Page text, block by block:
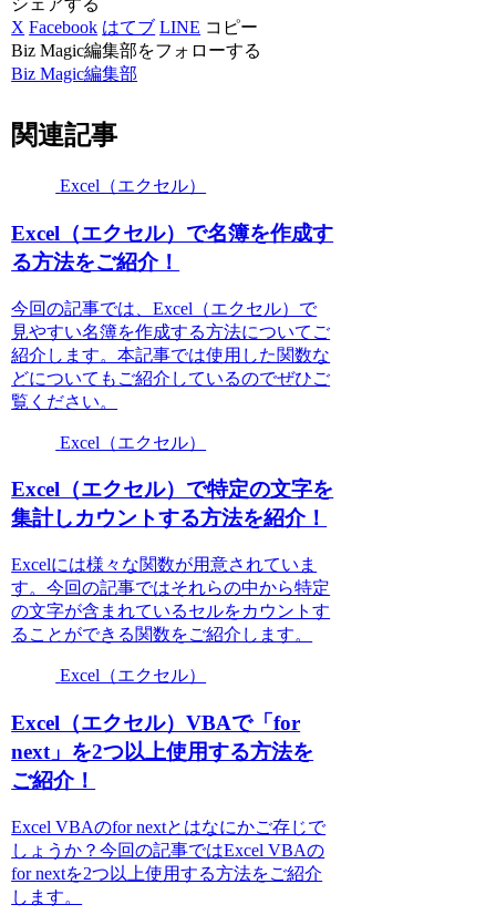
X Facebook はてブ LINE コピー
Biz Magic編集部をフォローする
Biz Magic編集部
関連記事
Excel（エクセル）
Excel（エクセル）で名簿を作成す
る方法をご紹介！
今回の記事では、Excel（エクセル）で
見やすい名簿を作成する方法についてご
紹介します。本記事では使用した関数な
どについてもご紹介しているのでぜひご
覧ください。
Excel（エクセル）
Excel（エクセル）で特定の文字を
集計しカウントする方法を紹介！
Excelには様々な関数が用意されていま
す。今回の記事ではそれらの中から特定
の文字が含まれているセルをカウントす
ることができる関数をご紹介します。
Excel（エクセル）
Excel（エクセル）VBAで「for
next」を2つ以上使用する方法を
ご紹介！
Excel VBAのfor nextとはなにかご存じで
しょうか？今回の記事ではExcel VBAの
for nextを2つ以上使用する方法をご紹介
します。